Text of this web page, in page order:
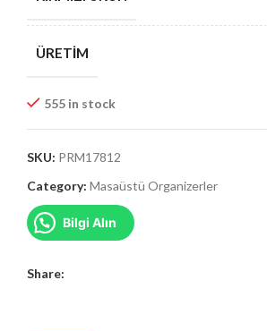
ÜRETIM
555 in stock
SKU: PRM17812
Category: Masaüstü Organizerler
Bilgi Alın
Share: